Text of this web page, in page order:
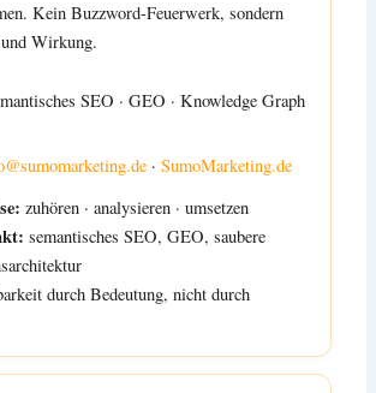
Kein Buzzword-Feuerwerk, sondern
Wirkung.
SEO ·GEO ·Knowledge Graph
·SumoMarketing.de
zuhören · analysieren · umsetzen
semantisches SEO, GEO, saubere
durch Bedeutung, nicht durch